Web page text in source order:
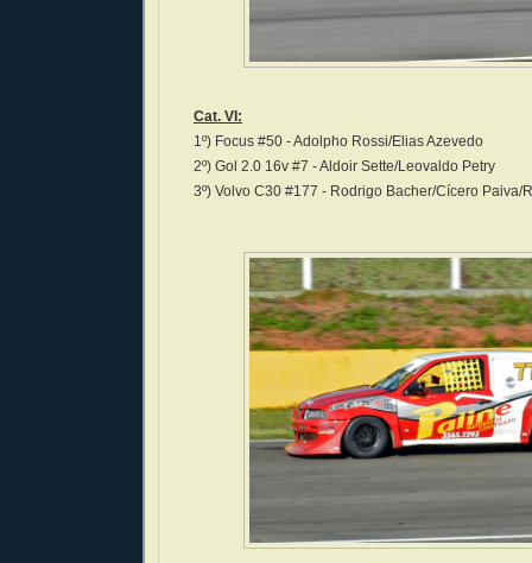
Cat. VI:
1º) Focus #50 - Adolpho Rossi/Elias Azevedo
2º) Gol 2.0 16v #7 - Aldoir Sette/Leovaldo Petry
3º) Volvo C30 #177 - Rodrigo Bacher/Cícero Paiva/